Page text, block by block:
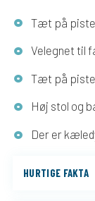
Tæt på
Velegnet til
Tæt på
Høj stol og
Der er
HURTIGE FAKTA